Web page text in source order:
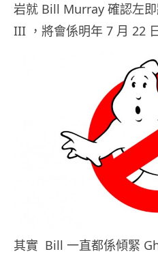
岩就 Bill Murray 確認左
III ，將會係明年 7 月 22
其實 Bill 一直都係傾緊